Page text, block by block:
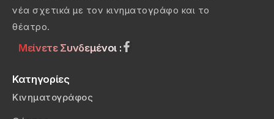
νέα σχετικά με τον κινηματογράφο και το
θέατρο.
Μείνετε Συνδεμένοι :
Κατηγορίες
Κινηματογράφος